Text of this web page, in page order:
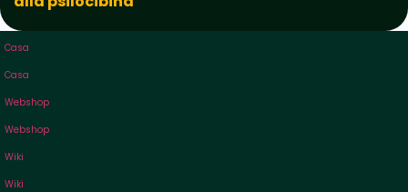
Casa
Casa
Webshop
Webshop
Wiki
Wiki